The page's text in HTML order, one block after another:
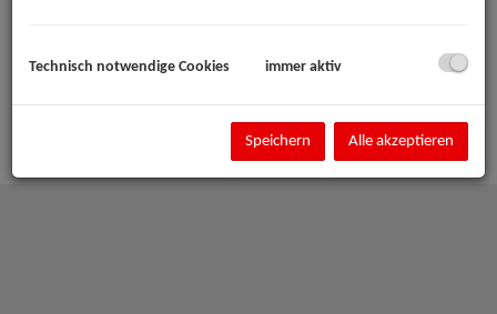
Technisch notwendige Cookies immer aktiv
Speichern Alle akzeptieren